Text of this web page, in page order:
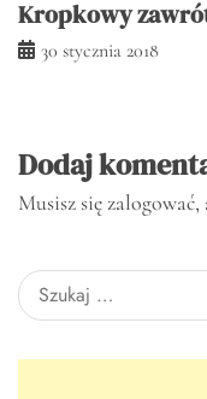
Kropkowy
30 stycznia 2018
Dodaj
Musisz sięzalogować,
Szukaj: